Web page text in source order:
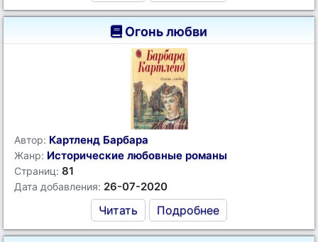
Огонь любви
Автор: Картленд Барбара
Жанр: Исторические любовные романы
Страниц: 81
Дата добавления: 26-07-2020
Читать Подробнее